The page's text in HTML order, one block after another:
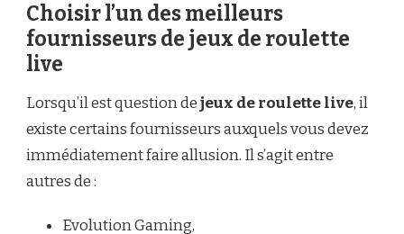
Choisir l’un des meilleurs
fournisseurs de jeux de roulette
live
Lorsqu’il est question dejeux de roulette live, il
existe certains fournisseurs auxquels vous devez
immédiatement faire allusion. Il s’agit entre
autres de :
Evolution Gaming,